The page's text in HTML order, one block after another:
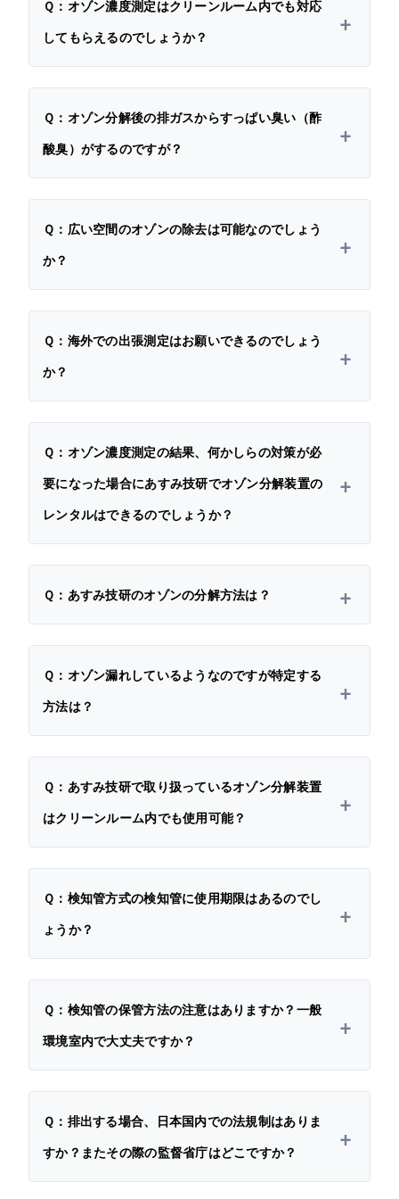
Ｑ：オゾン濃度測定はクリーンルーム内でも対応
してもらえるのでしょうか？
Ｑ：オゾン分解後の排ガスからすっぱい臭い（酢
酸臭）がするのですが？
Ｑ：広い空間のオゾンの除去は可能なのでしょう
か？
Ｑ：海外での出張測定はお願いできるのでしょう
か？
Ｑ：オゾン濃度測定の結果、何かしらの対策が必
要になった場合にあすみ技研でオゾン分解装置の
レンタルはできるのでしょうか？
Ｑ：あすみ技研のオゾンの分解方法は？
Ｑ：オゾン漏れしているようなのですが特定する
方法は？
Ｑ：あすみ技研で取り扱っているオゾン分解装置
はクリーンルーム内でも使用可能？
Ｑ：検知管方式の検知管に使用期限はあるのでし
ょうか？
Ｑ：検知管の保管方法の注意はありますか？一般
環境室内で大丈夫ですか？
Ｑ：排出する場合、日本国内での法規制はありま
すか？またその際の監督省庁はどこですか？